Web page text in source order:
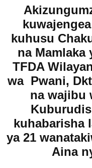
kuhusu
na Mamlaka
TFDA
wa Pwani,
na wajibu
kuhabarisha
ya 21
Aina